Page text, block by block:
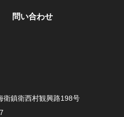
問い合わせ
衛鎮衛西村観興路198号